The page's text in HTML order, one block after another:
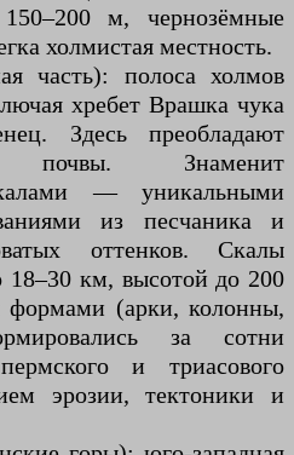
м, чернозёмные
холмистая местность.
часть): полоса холмов
хребет Врашка чука
Здесь преобладают
Знаменит
— уникальными
из песчаника и
оттенков. Скалы
18–30 км, высотой до 200
формами (арки, колонны,
за сотни
и триасового
эрозии, тектоники и